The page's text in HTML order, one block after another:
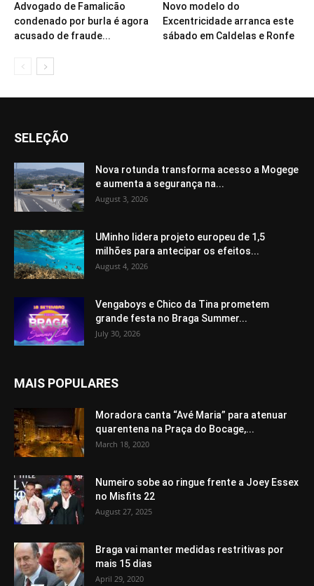
Advogado de Famalicão
condenado por burla é agora
acusado de fraude...
Novo modelo do
Excentricidade arranca este
sábado em Caldelas e Ronfe
SELEÇÃO
Nova rotunda transforma acesso a Mogege
e aumenta a segurança na...
August 3, 2026
UMinho lidera projeto europeu de 1,5
milhões para antecipar os efeitos...
August 4, 2026
Vengaboys e Chico da Tina prometem
grande festa no Braga Summer...
July 30, 2026
MAIS POPULARES
Moradora canta “Avé Maria” para atenuar
quarentena na Praça do Bocage,...
March 18, 2020
Numeiro sobe ao ringue frente a Joey Essex
no Misfits 22
August 27, 2025
Braga vai manter medidas restritivas por
mais 15 dias
April 29, 2020